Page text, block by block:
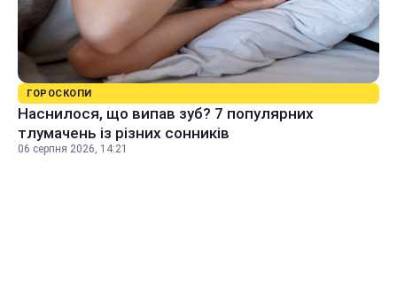
ГОРОСКОПИ
Наснилося, що випав зуб? 7 популярних
тлумачень із різних сонників
06 серпня 2026, 14:21